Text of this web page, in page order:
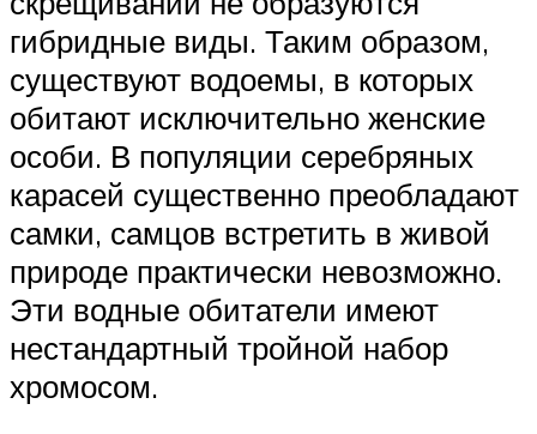
гибридные виды. Таким образом,
существуют водоемы, в которых
обитают исключительно женские
особи. В популяции серебряных
карасей существенно преобладают
самки, самцов встретить в живой
природе практически невозможно.
Эти водные обитатели имеют
нестандартный тройной набор
хромосом.